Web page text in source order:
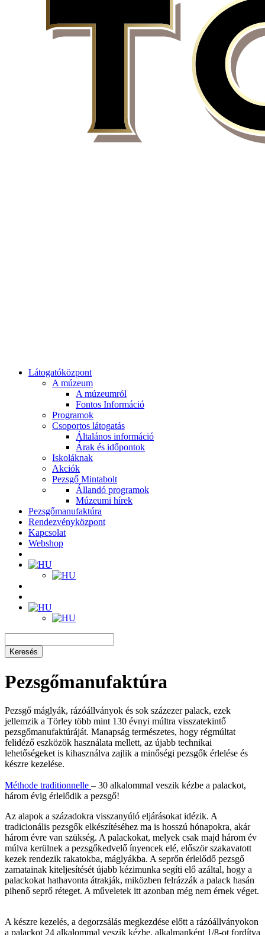
Látogatóközpont
A múzeum
A múzeumról
Fontos Információ
Programok
Csoportos látogatás
Általános információ
Árak és időpontok
Iskoláknak
Akciók
Pezsgő Mintabolt
Állandó programok
Múzeumi hírek
Pezsgőmanufaktúra
Rendezvényközpont
Kapcsolat
Webshop
Keresés
Pezsgőmanufaktúra
Pezsgő máglyák, rázóállványok és sok százezer palack, ezek
jellemzik a Törley több mint 130 évnyi múltra visszatekintő
pezsgőmanufaktúráját. Manapság természetes, hogy régmúltat
felidéző eszközök használata mellett, az újabb technikai
lehetőségeket is kihasználva zajlik a minőségi pezsgők érlelése és
készre kezelése.
Méthode traditionnelle – 30 alkalommal veszik kézbe a palackot,
három évig érlelődik a pezsgő!
Az alapok a századokra visszanyúló eljárásokat idézik. A
tradicionális pezsgők elkészítéséhez ma is hosszú hónapokra, akár
három évre van szükség. A palackokat, melyek csak majd három év
múlva kerülnek a pezsgőkedvelő ínyencek elé, először szakavatott
kezek rendezik rakatokba, máglyákba. A seprőn érlelődő pezsgő
zamatainak kiteljesítését újabb kézimunka segíti elő azáltal, hogy a
palackokat hathavonta átrakják, miközben felrázzák a palack hasán
pihenő seprő réteget. A műveletek itt azonban még nem érnek véget.
A készre kezelés, a degorzsálás megkezdése előtt a rázóállványokon
a palackot 24 alkalommal veszik kézbe, alkalmanként 1/8-ot fordítva